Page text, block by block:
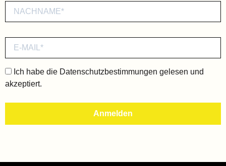
Ich habe die Datenschutzbestimmungen gelesen und
akzeptiert.